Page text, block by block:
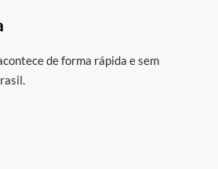
de forma rápida e sem